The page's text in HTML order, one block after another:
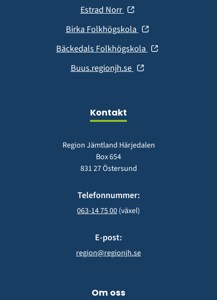
Estrad Norr (öppnas
nytt
fönster)
Birka Folkhögskola (öppnas
nytt
fönster)
Bäckedals Folkhögskola (öppnas
Buus.regionjh.se (öppnas
Kontakt
Region Jämtland Härjedalen
Box 654
831 27 Östersund
Telefonnummer:
063-14 75 00 (växel)
E-post:
region@regionjh.se
Om oss